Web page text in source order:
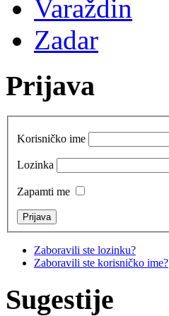
Varaždin
Zadar
Prijava
Korisničko ime
Lozinka
Zapamti me
Zaboravili ste lozinku?
Zaboravili ste korisničko ime?
Sugestije